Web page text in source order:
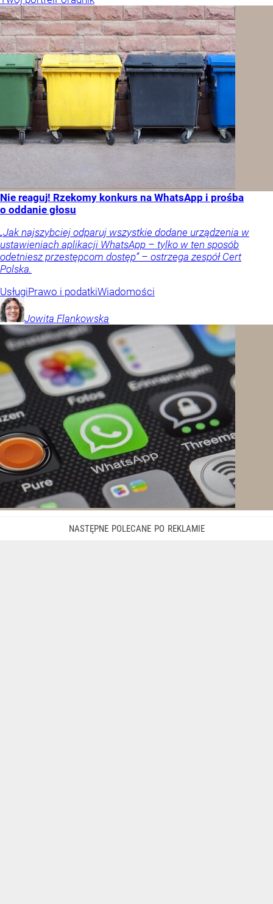
Nie reaguj! Rzekomy konkurs na WhatsApp i prośba
o oddanie głosu
„Jak najszybciej odparuj wszystkie dodane urządzenia w
ustawieniach aplikacji WhatsApp – tylko w ten sposób
odetniesz przestępcom dostęp” – ostrzega zespół Cert
Polska.
UsługiPrawo i podatkiWiadomości
Jowita Flankowska